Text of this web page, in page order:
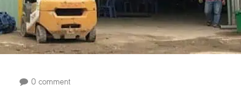
0 comment